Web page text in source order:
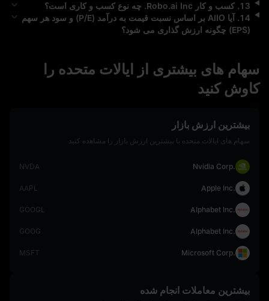
13
. کسب‌ و کار Robo.ai Inc. چه نوع کسب‌ و کاری است؟
14
. آیا AIIO
بر اساس نسبت قیمت به درآمد (P/E) و سود هر سهم
(EPS) چگونه ارزش‌ گذاری می‌ شود؟
سهام‌ های بیشتری از ایالات متحده را
کاوش کنید
بیشترین ارزش بازار
سهام‌ های ایالات متحده با بیشترین ارزش بازار را مشاهده کنید
Nvidia Corp.
NVDA
Apple Inc.
AAPL
Alphabet Inc.
GOOGL
Alphabet Inc.
GOOG
Microsoft Corp.
MSFT
بیشترین معاملات انجام شده